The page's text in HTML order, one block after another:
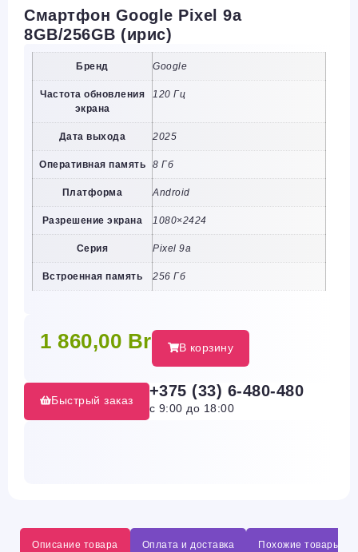
Смартфон Google Pixel 9a
8GB/256GB (ирис)
Бренд Google
Частота обновления
экрана
120 Гц
Дата выхода 2025
Оперативная память 8 Гб
Платформа Android
Разрешение экрана 1080×2424
Серия Pixel 9a
Встроенная память 256 Гб
1 860,00 Br В корзину
Быстрый заказ
+375 (33) 6-480-480
с 9:00 до 18:00
Описание товара Оплата и доставка Похожие товары